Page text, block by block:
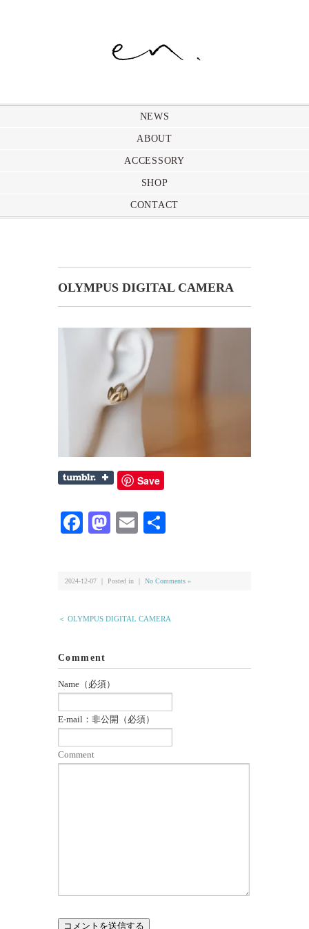
NEWS
ABOUT
ACCESSORY
SHOP
CONTACT
OLYMPUS DIGITAL CAMERA
Save
Facebook
Mastodon
Email
2024-12-07 ｜ Posted in ｜ No Comments »
＜ OLYMPUS DIGITAL CAMERA
Comment
Name（必須）
E-mail：非公開（必須）
Comment